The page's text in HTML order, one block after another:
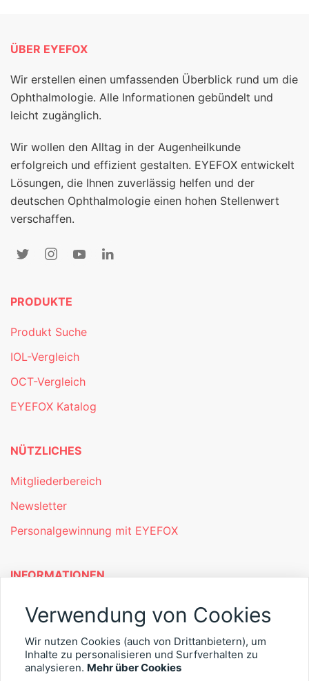
ÜBER EYEFOX
Wir erstellen einen umfassenden Überblick rund um die
Ophthalmologie. Alle Informationen gebündelt und
leicht zugänglich.
Wir wollen den Alltag in der Augenheilkunde
erfolgreich und effizient gestalten. EYEFOX entwickelt
Lösungen, die Ihnen zuverlässig helfen und der
deutschen Ophthalmologie einen hohen Stellenwert
verschaffen.
PRODUKTE
Produkt Suche
IOL-Vergleich
OCT-Vergleich
EYEFOX Katalog
NÜTZLICHES
Mitgliederbereich
Newsletter
Personalgewinnung mit EYEFOX
INFORMATIONEN
Was ist EYEFOX – Ihre Möglichkeiten
Kontakt
Verwendung von Cookies
Wir nutzen Cookies (auch von Drittanbietern), um
Inhalte zu personalisieren und Surfverhalten zu
analysieren. Mehr über Cookies